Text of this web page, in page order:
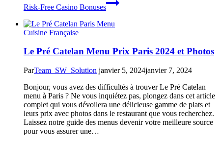
Risk-Free Casino Bonuses
Cuisine Française
Le Pré Catelan Menu Prix Paris 2024 et Photos
ParTeam_SW_Solution janvier 5, 2024janvier 7, 2024
Bonjour, vous avez des difficultés à trouver Le Pré Catelan
menu à Paris ? Ne vous inquiétez pas, plongez dans cet article
complet qui vous dévoilera une délicieuse gamme de plats et
leurs prix avec photos dans le restaurant que vous recherchez.
Laissez notre guide des menus devenir votre meilleure source
pour vous assurer une…